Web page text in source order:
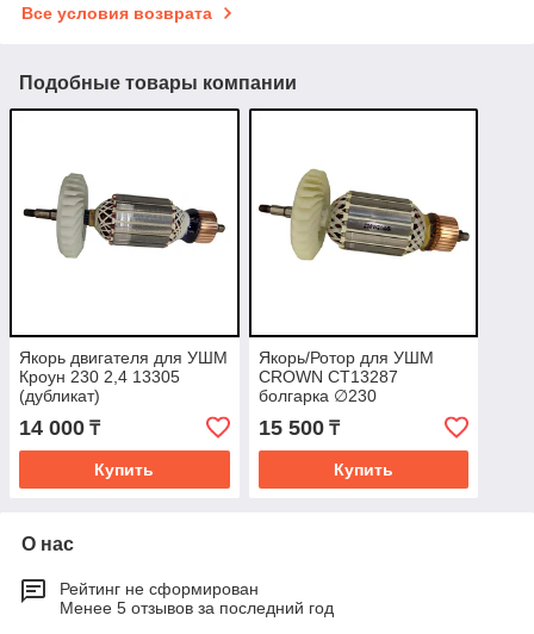
Все условия возврата
Подобные товары компании
Якорь двигателя для УШМ
Кроун 230 2,4 13305
(дубликат)
14 000 ₸
Купить
Якорь/Ротор для УШМ
CROWN CT13287
болгарка ∅230
15 500₸
Купить
О нас
Рейтинг не сформирован
Менее 5 отзывов за последний год